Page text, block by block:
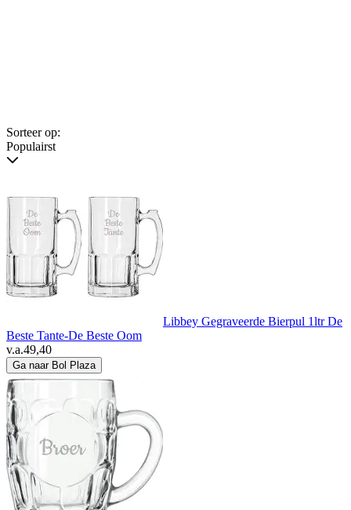
Sorteer op:
Populairst
Libbey Gegraveerde Bierpul 1ltr De
Beste Tante-De Beste Oom
v.a.49,40
Ga naar Bol Plaza